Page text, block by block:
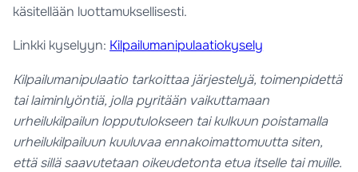
käsitellään luottamuksellisesti.
Linkki kyselyyn: Kilpailumanipulaatiokysely
Kilpailumanipulaatio tarkoittaa järjestelyä, toimenpidettä
tai laiminlyöntiä, jolla pyritään vaikuttamaan
urheilukilpailun lopputulokseen tai kulkuun poistamalla
urheilukilpailuun kuuluvaa ennakoimattomuutta siten,
että sillä saavutetaan oikeudetonta etua itselle tai muille.